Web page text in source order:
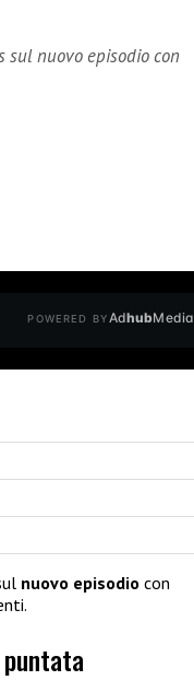
sul nuovo episodio con
POWERED BYAdhubMedia
nuovo episodio con